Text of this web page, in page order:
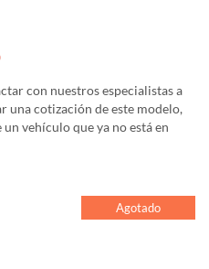
con nuestros especialistas a
una cotización de este modelo,
vehículo que ya no está en
Agotado